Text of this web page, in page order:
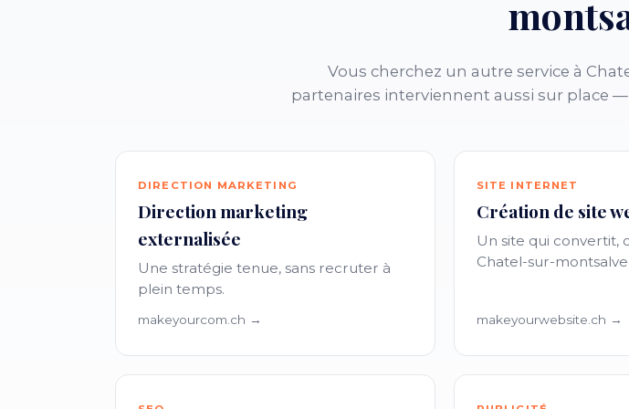
Vous cherchez un autre service à
partenaires interviennent aussi sur place
DIRECTION MARKETING
Direction marketing
externalisée
Une stratégie tenue, sans recruter à
plein temps.
makeyourcom.ch →
SITE INTERNET
Création de site
Un site qui convertit,
Chatel-sur-
makeyourwebsite.ch →